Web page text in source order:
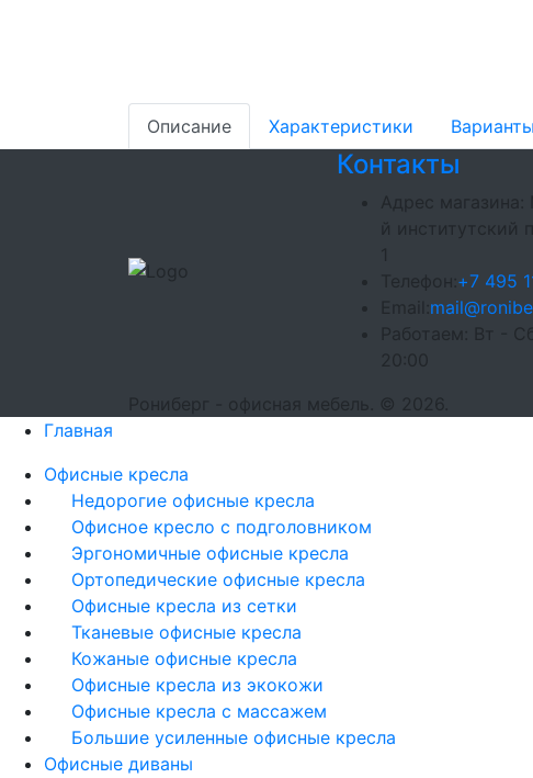
Описание Характеристики
Контакты
Адрес магазина:
й институтский
Телефон: +7 495
Email:
Работаем:
Вт -
20:00
Рониберг - офисная мебель. © 2026.
Главная
Офисные кресла
Недорогие офисные кресла
Офисное кресло с подголовником
Эргономичные офисные кресла
Ортопедические офисные кресла
Офисные кресла из сетки
Тканевые офисные кресла
Кожаные офисные кресла
Офисные кресла из экокожи
Офисные кресла с массажем
Большие усиленные офисные кресла
Офисные диваны